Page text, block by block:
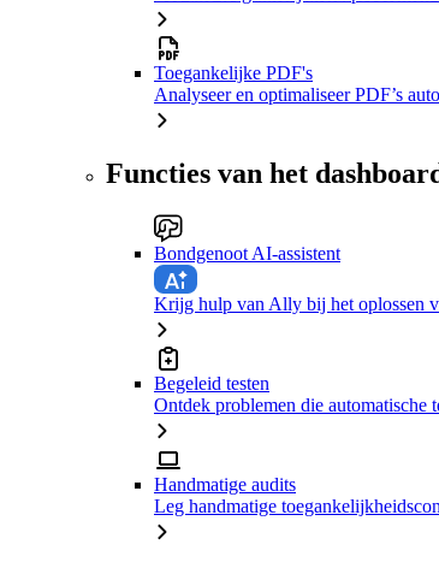
Toegankelijke PDF's
Analyseer en optimaliseer PDF’s
Functies van het
Bondgenoot AI-assistent
Krijg hulp van Ally bij het oplossen
Begeleid testen
Ontdek problemen die automatische
Handmatige audits
Leg handmatige